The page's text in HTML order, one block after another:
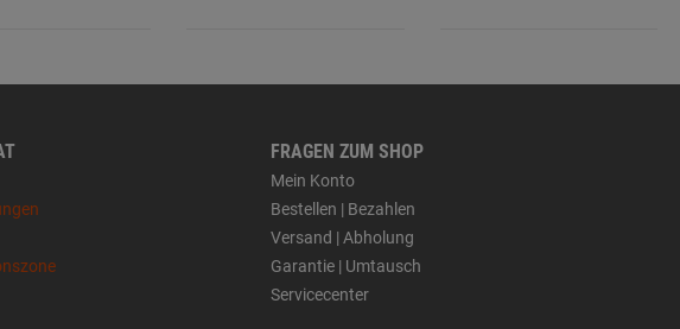
FRAGEN ZUM SHOP
Mein Konto
Bestellen | Bezahlen
Versand | Abholung
Garantie | Umtausch
Servicecenter